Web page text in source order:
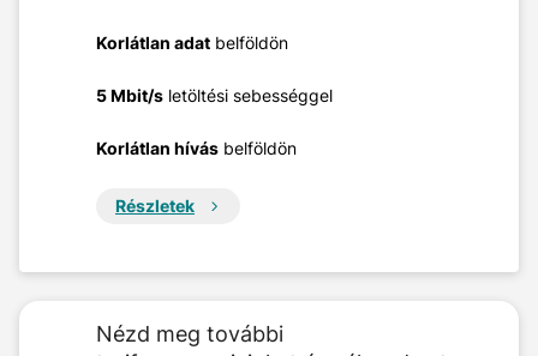
Korlátlan adat belföldön
5 Mbit/s letöltési sebességgel
Korlátlan hívás belföldön
Részletek
Nézd meg további